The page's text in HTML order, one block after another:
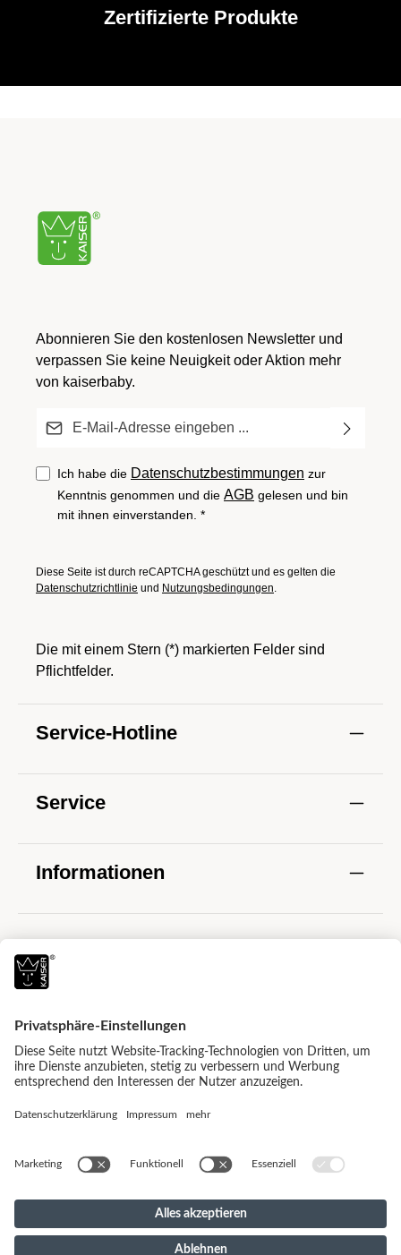
Zertifizierte Produkte
Abonnieren Sie den kostenlosen Newsletter und
verpassen Sie keine Neuigkeit oder Aktion mehr
von kaiserbaby.
Ich habe die Datenschutzbestimmungen zur
Kenntnis genommen und die AGB gelesen und bin
mit ihnen einverstanden. *
Diese Seite ist durch reCAPTCHA geschützt und es gelten die
Datenschutzrichtlinie und Nutzungsbedingungen.
Die mit einem Stern (*) markierten Felder sind
Pflichtfelder.
Service-Hotline
Service
Informationen
© 2026 Kaiser Naturfellprodukte - with bymister
Alle Preise inkl. gesetzl. Mehrwertsteuer zzgl.
Versandkosten
und ggf. Nachnahmegebühren,
wenn nicht anders angegeben.